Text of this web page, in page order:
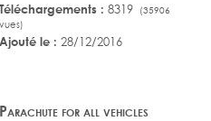
Téléchargements : 8319
(35906
vues)
Ajouté le : 28/12/2016
Parachute for all vehicles